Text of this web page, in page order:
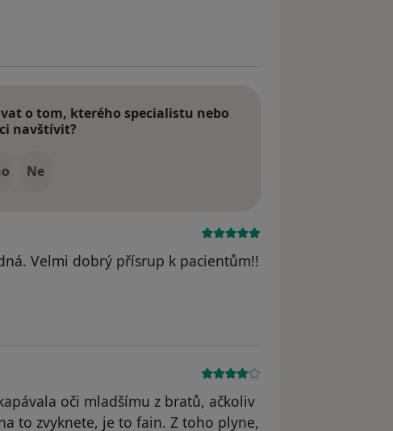
o tom, kterého specialistu nebo
navštívit?
Ne
Velmi dobrý přísrup k pacientům!!
oči mladšímu z bratů, ačkoliv
to zvyknete, je to fain. Z toho plyne,